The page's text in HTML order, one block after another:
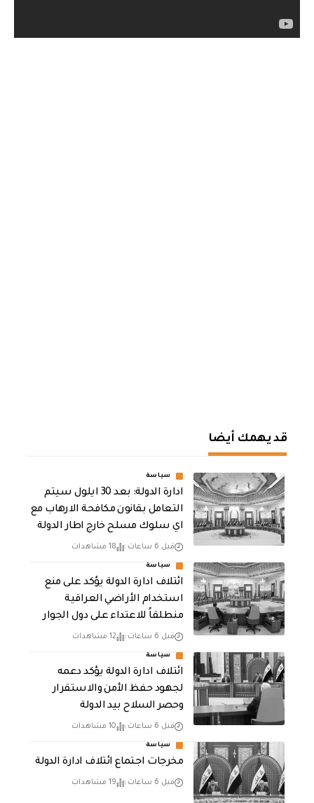
قد يهمك أيضا
سياسة
ادارة الدولة: بعد 30 ايلول سيتم
التعامل بقانون مكافحة الارهاب مع
اي سلوك مسلح خارج اطار الدولة
قبل 6 ساعات 18 مشاهدات
سياسة
ائتلاف ادارة الدولة يؤكد على منع
استخدام الأراضي العراقية
منطلقاً للاعتداء على دول الجوار
قبل 6 ساعات 12 مشاهدات
سياسة
ائتلاف ادارة الدولة يؤكد دعمه
لجهود حفظ الأمن والاستقرار
وحصر السلاح بيد الدولة
قبل 6 ساعات 10 مشاهدات
سياسة
مخرجات اجتماع ائتلاف ادارة الدولة
قبل 6 ساعات 19 مشاهدات